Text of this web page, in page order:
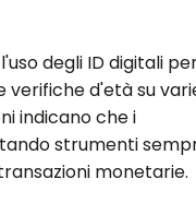
degli ID digitali
d'età su
indicano che i
strumenti
monetarie.